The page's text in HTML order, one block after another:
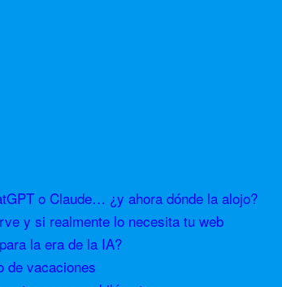
o Claude… ¿y ahora dónde la alojo?
y si realmente lo necesita tu web
la era de la IA?
de vacaciones